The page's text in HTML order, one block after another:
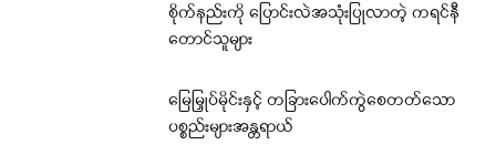
စိုက်နည်းကို ပြောင်းလဲအသုံးပြုလာတဲ့ ကရင်နီ
တောင်သူများ
မြေမြှုပ်မိုင်းနှင့် တခြားပေါက်ကွဲစေတတ်သော
ပစ္စည်းများအန္တရာယ်